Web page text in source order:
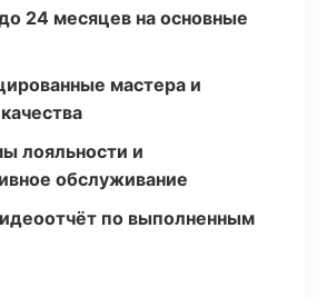
24 месяцев на основные
мастера и
лояльности и
обслуживание
по выполненным